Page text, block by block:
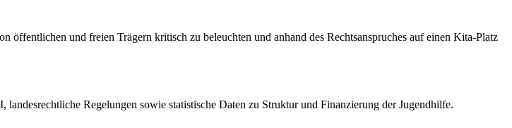
öffentlichen und freien Trägern kritisch zu beleuchten und anhand des Rechtsanspruches auf einen Kita-Platz
Regelungen sowie statistische Daten zu Struktur und Finanzierung der Jugendhilfe.